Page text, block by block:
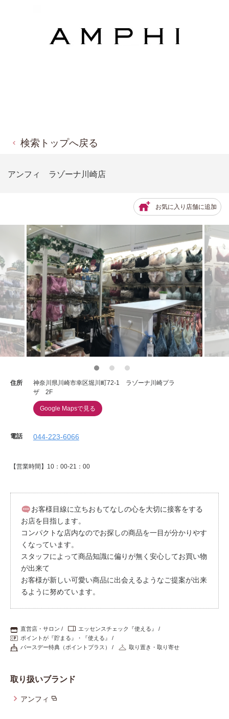
検索トップへ戻る
アンフィ ラゾーナ川崎店
お気に入り店舗に追加
住所
神奈川県川崎市幸区堀川町72-1 ラゾーナ川崎プラ
ザ 2F
Google Mapsで見る
電話 044-223-6066
【営業時間】10：00-21：00
お客様目線に立ちおもてなしの心を大切に接客をする
お店を目指します。
コンパクトな店内なのでお探しの商品を一目が分かりやす
くなっています。
スタッフによって商品知識に偏りが無く安心してお買い物
が出来て
お客様が新しい可愛い商品に出会えるようなご提案が出来
るように努めています。
直営店・サロン
エッセンスチェック『使える』
ポイントが『貯まる』・『使える』
バースデー特典（ポイントプラス）
取り置き・取り寄せ
取り扱いブランド
アンフィ